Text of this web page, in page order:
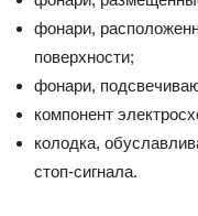
фонари,
поверхности;
фонари,
компонент
колодка,
стоп-сигнала.